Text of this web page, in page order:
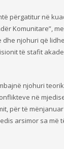
përgatitur në
Komunitare”,
dhe njohuri që
të stafit
njohuri
në
për të
arsimor sa më